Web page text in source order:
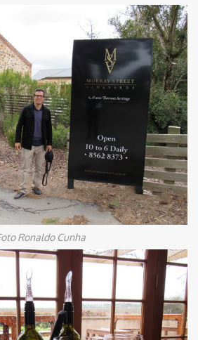
Ronaldo Cunha